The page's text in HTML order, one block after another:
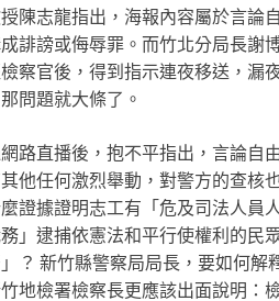
陳志龍指出，海報內容屬於言論
誹謗或侮辱罪。而竹北分局長謝
察官後，得到指示連夜移送，漏
問題就大條了。
路直播後，抱不平指出，言論自
他任何激烈舉動，對警方的查核
證據證明志工有「危及司法人員
」逮捕依憲法和平行使權利的民
？ 新竹縣警察局局長，要如何
地檢署檢察長更應該出面說明：